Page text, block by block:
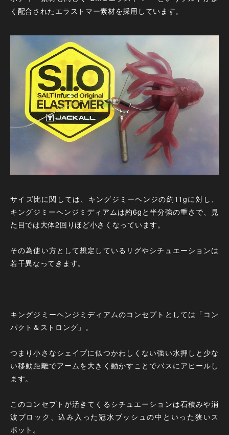
く配合されたエラストマー素材を採用しています。
サイズ比に関しては、キングジミーヘンジの約11gに対し、
キングジミーヘンジミディアムは約6gと半分強の重さで、見
た目では大体2回りほど小さくなっています。
その為使い方として想定しているリグやシチュエーションは
若干異なってきます。
キングジミーヘンジミディアムのコンセプトとしては「コン
パクト＆ストロング」。
つまり小さなシェイプに似つかわしくない強い水押しと少な
い移動距離でアームを大きく動かすことでバスにアピールし
ます。
このコンセプトが活きてくるシチュエーションは石積みや消
波ブロック、込み入った冠水ブッシュの中といった狭いス
ポット。